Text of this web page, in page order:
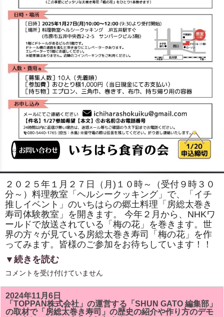
２０２５年１月２７日（月)１０時～（受付９時３０
分～）料理教室「ヘルシークッキング」で、「イチ
推しイベント」のいちはらの郷土料理「房総太巻き
寿司体験教室」を開きます。 今年２月から、NHKワ
ールドで放送されている「梅の花」を巻きます。世
界の方々が見ている房総太巻き寿司「梅の花」を作
ってみます。皆様のご参加をお待ちしています！！
▼続きを読む
市
市
「イ
チ
推
し
コメントを受け付けていません
2024年11月6日
「TOPPAN株式会社」の運営する「SHUN GATO 編集部」
の取材で「房総太巻き寿司」の歴史の紹介や作り方のデモ